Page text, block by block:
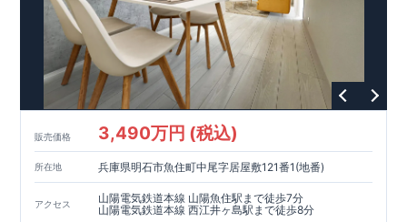
販売価格 3,490万円 (税込)
所在地 兵庫県明石市魚住町中尾字居屋敷121番1(地番)
アクセス
山陽電気鉄道本線 山陽魚住駅まで徒歩7分
山陽電気鉄道本線 西江井ヶ島駅まで徒歩8分